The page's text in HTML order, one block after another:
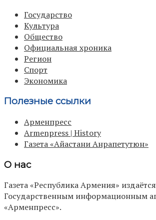
Государство
Культура
Общество
Официальная хроника
Регион
Спорт
Экономика
Полезные ссылки
Арменпресс
Armenpress | History
Газета «Айастани Анрапетутюн»
О нас
Газета «Республика Армения»
Государственным информационным
«Арменпресс».